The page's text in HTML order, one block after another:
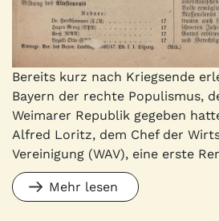
Bereits kurz nach Kriegsende
Bayern der rechte Populismus,
Weimarer Republik gegeben
Alfred Loritz, dem Chef der
Vereinigung (WAV), eine erste
Mehr lesen